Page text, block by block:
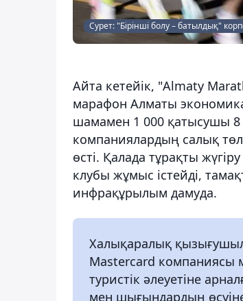
Сурет: "Бірінші болу – батылдық"
Айта кетейік, "Almaty
марафон Алматы
шамамен 1 000 қатысушы 8
компаниялардың салық
өсті. Қалада тұрақты
клубы жұмыс істейді,
инфрақұрылым дамуда.
Халықаралық
Mastercard компаниясы
туристік әлеуетіне
мен шығындардың өсуіне